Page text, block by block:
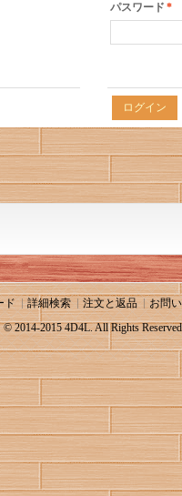
*
パスワード
ログイン
ド 詳細検索 注文と返品 お問
© 2014-2015 4D4L. All Rights